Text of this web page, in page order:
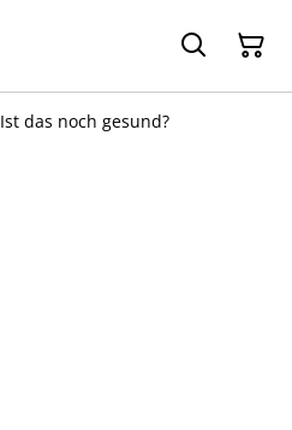
Ist das noch gesund?